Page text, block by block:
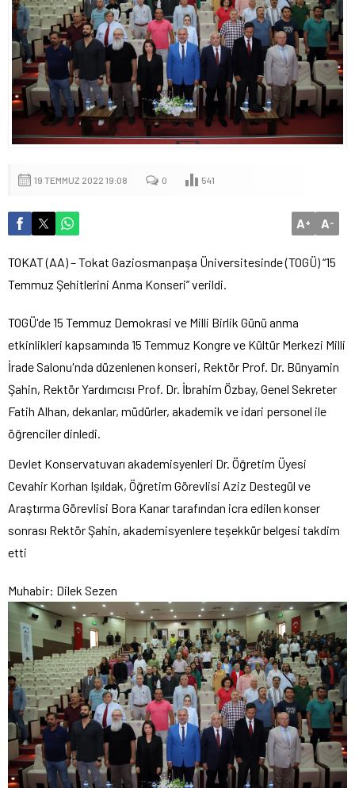
19 TEMMUZ 2022 19:08 0 541
A+ A-
TOKAT (AA) – Tokat Gaziosmanpaşa Üniversitesinde (TOGÜ) “15
Temmuz Şehitlerini Anma Konseri” verildi.
TOGÜ'de 15 Temmuz Demokrasi ve Milli Birlik Günü anma
etkinlikleri kapsamında 15 Temmuz Kongre ve Kültür Merkezi Milli
İrade Salonu'nda düzenlenen konseri, Rektör Prof. Dr. Bünyamin
Şahin, Rektör Yardımcısı Prof. Dr. İbrahim Özbay, Genel Sekreter
Fatih Alhan, dekanlar, müdürler, akademik ve idari personel ile
öğrenciler dinledi.
Devlet Konservatuvarı akademisyenleri Dr. Öğretim Üyesi
Cevahir Korhan Işıldak, Öğretim Görevlisi Aziz Destegül ve
Araştırma Görevlisi Bora Kanar tarafından icra edilen konser
sonrası Rektör Şahin, akademisyenlere teşekkür belgesi takdim
etti
Muhabir: Dilek Sezen